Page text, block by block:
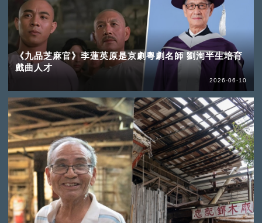
《九品芝麻官》李蓮英原是京劇粵劇名師 劉洵半生培育
戲曲人才
2026-06-10